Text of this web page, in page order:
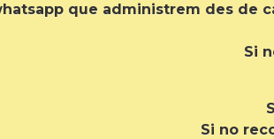
que administrem des de
Si
Si no